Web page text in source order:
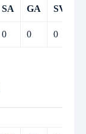
SA GA SV
0 0 0